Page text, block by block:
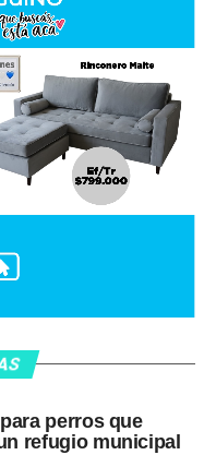
perros que
refugio municipal